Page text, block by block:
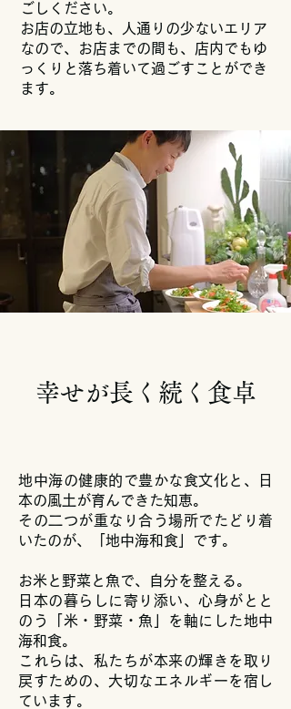
ごしください。
お店の立地も、人通りの少ないエリア
なので、お店までの間も、店内でもゆ
っくりと落ち着いて過ごすことができ
ます。
​幸せが長く続く食卓
地中海の健康的で豊かな食文化と、日
本の風土が育んできた知恵。
その二つが重なり合う場所でたどり着
いたのが、「地中海和食」です。
お米と野菜と魚で、自分を整える。
日本の暮らしに寄り添い、心身がとと
のう「米・野菜・魚」を軸にした地中
海和食。
これらは、私たちが本来の輝きを取り
戻すための、大切なエネルギーを宿し
ています。